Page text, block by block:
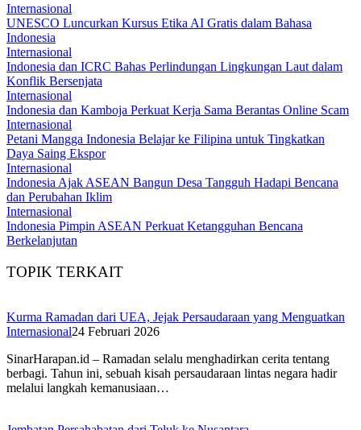
Internasional
UNESCO Luncurkan Kursus Etika AI Gratis dalam Bahasa
Indonesia
Internasional
Indonesia dan ICRC Bahas Perlindungan Lingkungan Laut dalam
Konflik Bersenjata
Internasional
Indonesia dan Kamboja Perkuat Kerja Sama Berantas Online Scam
Internasional
Petani Mangga Indonesia Belajar ke Filipina untuk Tingkatkan
Daya Saing Ekspor
Internasional
Indonesia Ajak ASEAN Bangun Desa Tangguh Hadapi Bencana
dan Perubahan Iklim
Internasional
Indonesia Pimpin ASEAN Perkuat Ketangguhan Bencana
Berkelanjutan
TOPIK TERKAIT
Kurma Ramadan dari UEA, Jejak Persaudaraan yang Menguatkan
Internasional24 Februari 2026
SinarHarapan.id – Ramadan selalu menghadirkan cerita tentang
berbagi. Tahun ini, sebuah kisah persaudaraan lintas negara hadir
melalui langkah kemanusiaan…